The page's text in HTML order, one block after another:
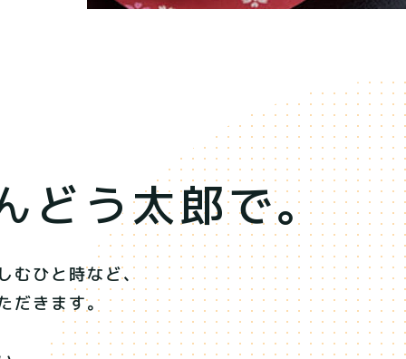
どう太郎で。
むひと時など、
だきます。